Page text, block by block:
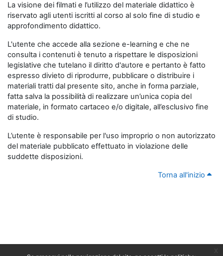
La visione dei filmati e l’utilizzo del materiale didattico è
riservato agli utenti iscritti al corso al solo fine di studio e
approfondimento didattico.
L'utente che accede alla sezione e-learning e che ne
consulta i contenuti è tenuto a rispettare le disposizioni
legislative che tutelano il diritto d'autore e pertanto è fatto
espresso divieto di riprodurre, pubblicare o distribuire i
materiali tratti dal presente sito, anche in forma parziale,
fatta salva la possibilità di realizzare un’unica copia del
materiale, in formato cartaceo e/o digitale, all’esclusivo fine
di studio.
L’utente è responsabile per l'uso improprio o non autorizzato
del materiale pubblicato effettuato in violazione delle
suddette disposizioni.
Torna all'inizio